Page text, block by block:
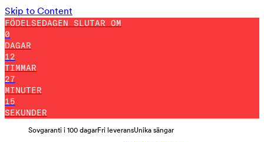
Skip to Content
FÖDELSEDAGEN SLUTAR OM
0
DAGAR
12
TIMMAR
27
MINUTER
4
SEKUNDER
Sovgaranti i 100 dagarFri leveransUnika sängar